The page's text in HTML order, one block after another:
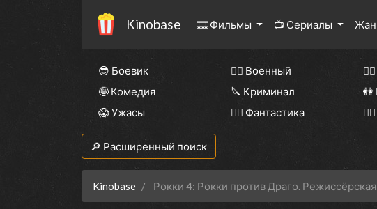
Kinobase 🎞 Фильмы 📺 Сериалы
😎 Боевик 👨‍✈️ Военный
🤪 Комедия
🔪 Криминал 👫
😱 Ужасы
🧙‍♀️ Фантастика
🔎 Расширенный поиск
Kinobase Рокки 4: Рокки против Драго.